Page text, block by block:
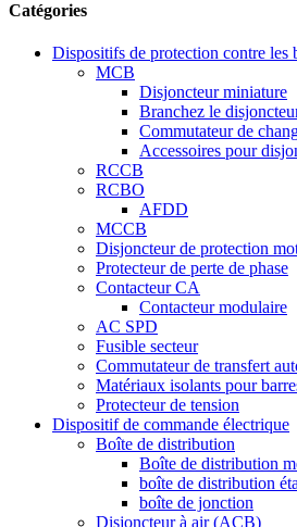
Catégories
Dispositifs de protection contre les
MCB
Disjoncteur miniature
Branchez le
Commutateur de
Accessoires pour
RCCB
RCBO
AFDD
MCCB
Disjoncteur de protection
Protecteur de perte de phase
Contacteur CA
Contacteur modulaire
AC SPD
Fusible secteur
Commutateur de transfert
Matériaux isolants pour
Protecteur de tension
Dispositif de commande électrique
Boîte de distribution
Boîte de distribution
boîte de distribution
boîte de jonction
Disjoncteur à air (ACB)